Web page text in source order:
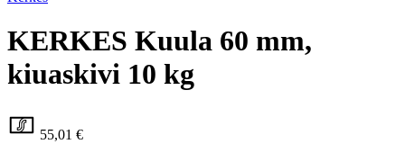
KERKES Kuula 60 mm,
kiuaskivi 10 kg
55,01 €